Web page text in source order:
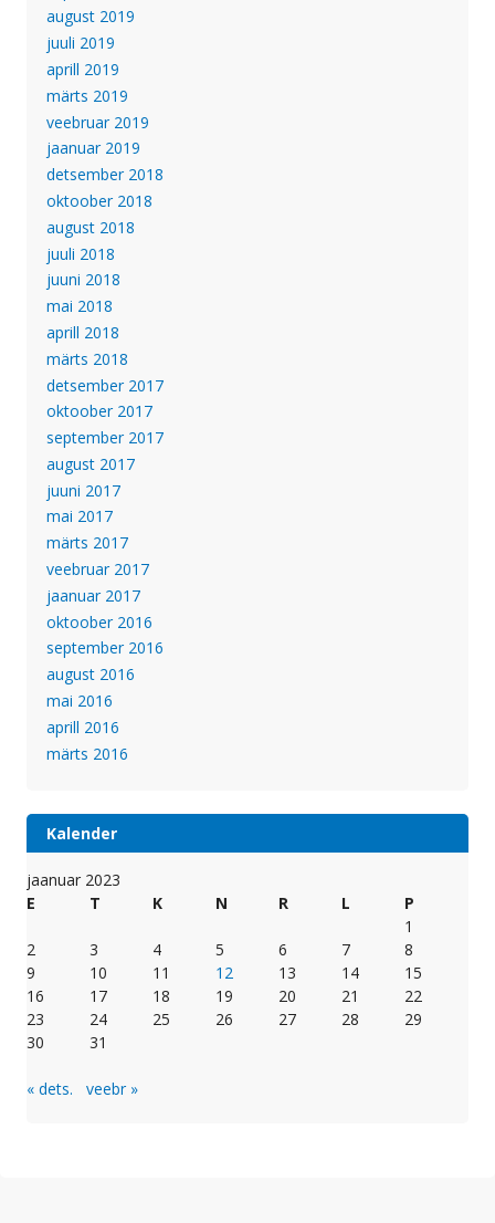
august 2019
juuli 2019
aprill 2019
märts 2019
veebruar 2019
jaanuar 2019
detsember 2018
oktoober 2018
august 2018
juuli 2018
juuni 2018
mai 2018
aprill 2018
märts 2018
detsember 2017
oktoober 2017
september 2017
august 2017
juuni 2017
mai 2017
märts 2017
veebruar 2017
jaanuar 2017
oktoober 2016
september 2016
august 2016
mai 2016
aprill 2016
märts 2016
Kalender
jaanuar 2023
E
T K N R L
P
1
2
3 4 5 6 7
8
9
10 11 12 13 14
15
16
17 18 19 20 21
22
23
24 25 26 27 28
29
30
31
« dets. veebr »